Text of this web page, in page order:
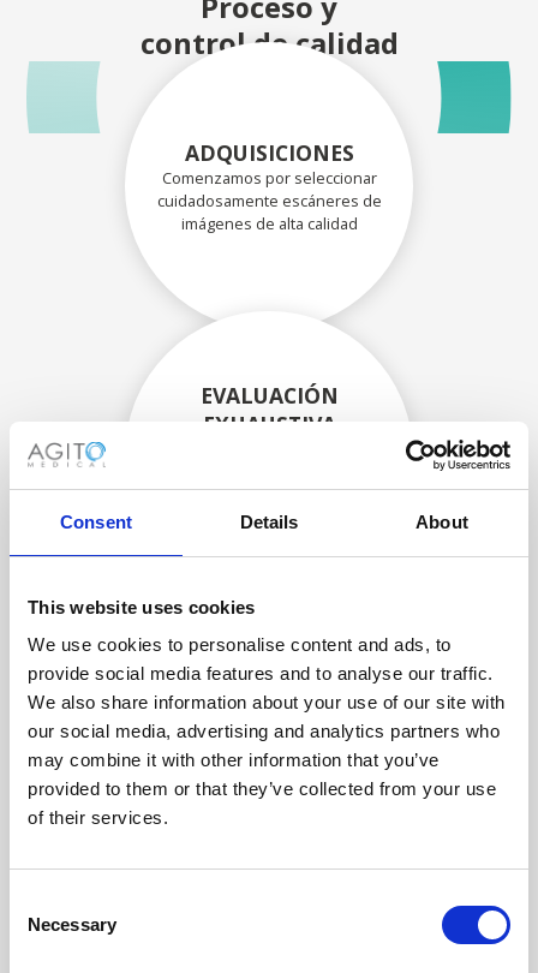
Consent Details About
This website uses cookies
We use cookies to personalise content and ads, to
provide social media features and to analyse our traffic.
We also share information about your use of our site with
our social media, advertising and analytics partners who
may combine it with other information that you’ve
provided to them or that they’ve collected from your use
of their services.
Selection
Necessary
control de calidad
ADQUISICIONES
Comenzamos por seleccionar
cuidadosamente escáneres de
imágenes de alta calidad
EVALUACIÓN
EXHAUSTIVA
cuidadosamente cada escáner
y sus componentes.
RECUPERÁNDOSE
CON CUIDADO
Las piezas utilizables se
recuperan meticulosamente en
un entorno seguro de ESD, lo
daños ni contaminación.